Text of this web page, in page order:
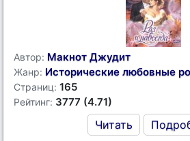
Автор: Макнот Джудит
Жанр: Исторические любовные
Страниц: 165
Рейтинг: 3777 (4.71)
Читать